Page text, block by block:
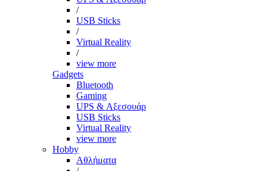
/
USB Sticks
/
Virtual Reality
/
view more
Gadgets
Bluetooth
Gaming
UPS & Αξεσουάρ
USB Sticks
Virtual Reality
view more
Hobby
Αθλήματα